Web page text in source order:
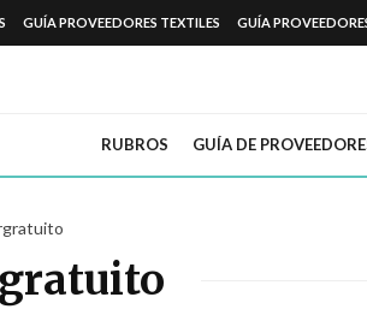
GUÍA PROVEEDORES TEXTILES GUÍA
RUBROS GUÍA DE